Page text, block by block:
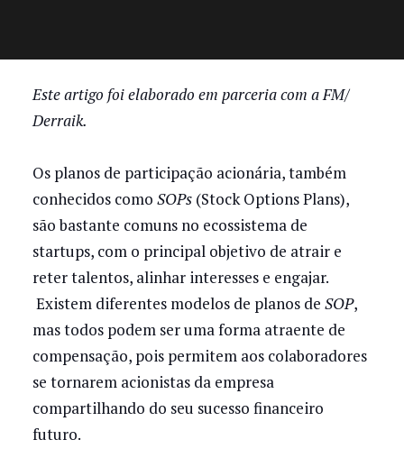
Este artigo foi elaborado em parceria com a FM/
Derraik.
Os planos de participação acionária, também
conhecidos como SOPs(Stock Options Plans),
são bastante comuns no ecossistema de
startups, com o principal objetivo de atrair e
reter talentos, alinhar interesses e engajar.
Existem diferentes modelos de planos de SOP,
mas todos podem ser uma forma atraente de
compensação, pois permitem aos colaboradores
se tornarem acionistas da empresa
compartilhando do seu sucesso financeiro
futuro.